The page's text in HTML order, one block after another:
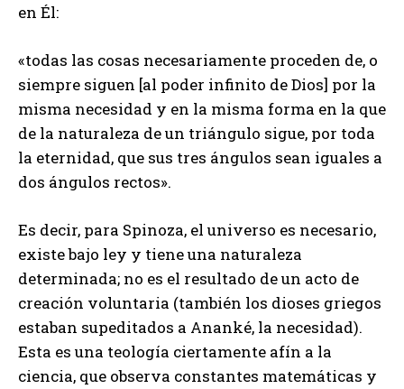
en Él:
«todas las cosas necesariamente proceden de, o
siempre siguen [al poder infinito de Dios] por la
misma necesidad y en la misma forma en la que
de la naturaleza de un triángulo sigue, por toda
la eternidad, que sus tres ángulos sean iguales a
dos ángulos rectos».
Es decir, para Spinoza, el universo es necesario,
existe bajo ley y tiene una naturaleza
determinada; no es el resultado de un acto de
creación voluntaria (también los dioses griegos
estaban supeditados a Ananké, la necesidad).
Esta es una teología ciertamente afín a la
ciencia, que observa constantes matemáticas y